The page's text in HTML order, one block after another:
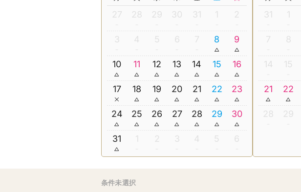
27 28 29 30 31 1 2
3 4 5 6 7 8 9
10 11 12 13 14 15 16
17 18 19 20 21 22 23
24 25 26 27 28 29 30
31 1 2 3 4 5 6
31 1
7 8
14 15
21 22
28 29
条件未選択